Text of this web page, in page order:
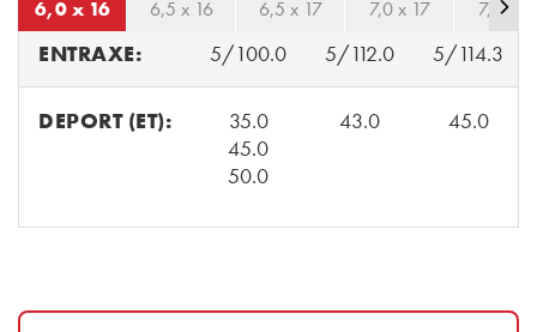
6,0 x 16 6,5 x 16 6,5 x 17 7,0 x 17 7,0 x
ENTRAXE: 5/100.0 5/112.0 5/114.3
DEPORT (ET):
35.0
45.0
50.0
43.0 45.0